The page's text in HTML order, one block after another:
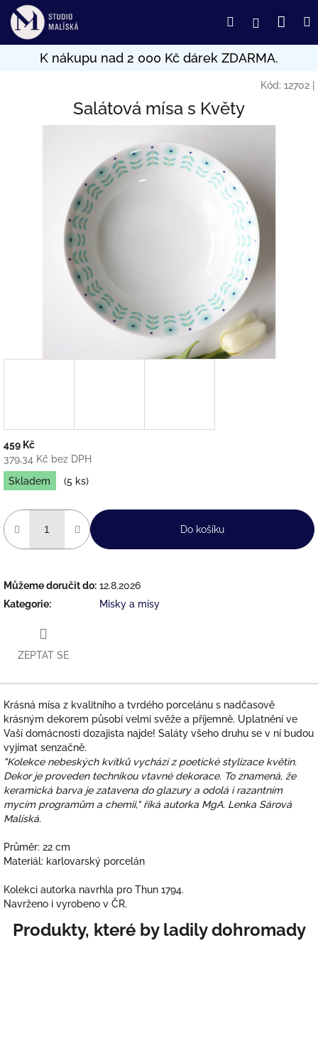
Přejít
obsah
HledatPřihlášení
Kód: 12702
Salátová mísa s Květy
459 Kč
379,34 Kč bez DPH
Měrná
cena:
Skladem (5 ks)
Do košíku
Můžeme doručit do: 12.8.2026
Kategorie: Misky a mísy
ZEPTAT SE
Krásná mísa z kvalitního a tvrdého porcelánu s nadčasově
krásným dekorem působí velmi svěže a příjemně. Uplatnění ve
Vaší domácnosti dozajista najde! Saláty všeho druhu se v ní budou
vyjímat senzačně.
"Kolekce nebeských kvítků vychází z poetické stylizace květin.
Dekor je proveden technikou vtavné dekorace. To znamená, že
keramická barva je zatavena do glazury a odolá i razantním
mycím programům a chemii," říká autorka MgA. Lenka Sárová
Malíská.
Průměr: 22 cm
Materiál: karlovarský porcelán
Kolekci autorka navrhla pro Thun 1794.
Navrženo i vyrobeno v ČR.